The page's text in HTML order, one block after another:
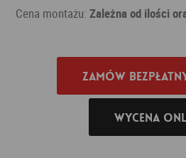
Cena montażu:Zależna od ilości
Zamów
Wycena